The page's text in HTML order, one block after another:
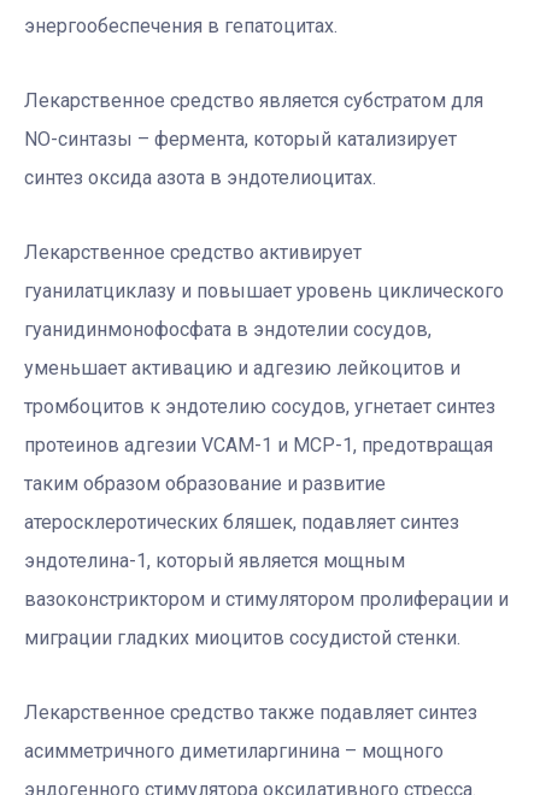
энергообеспечения в гепатоцитах.
Лекарственное средство является субстратом для
NO-синтазы – фермента, который катализирует
синтез оксида азота в эндотелиоцитах.
Лекарственное средство активирует
гуанилатциклазу и повышает уровень циклического
гуанидинмонофосфата в эндотелии сосудов,
уменьшает активацию и адгезию лейкоцитов и
тромбоцитов к эндотелию сосудов, угнетает синтез
протеинов адгезии VCAM-1 и MCP-1, предотвращая
таким образом образование и развитие
атеросклеротических бляшек, подавляет синтез
эндотелина-1, который является мощным
вазоконстриктором и стимулятором пролиферации и
миграции гладких миоцитов сосудистой стенки.
Лекарственное средство также подавляет синтез
асимметричного диметиларгинина – мощного
эндогенного стимулятора оксидативного стресса.